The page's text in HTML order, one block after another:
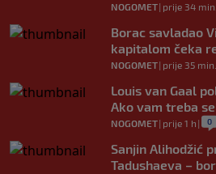
NOGOMET| prije 34 min.
Borac savladao
kapitalom čeka
NOGOMET| prije 35 min.
Louis van Gaal
Ako vam treba
NOGOMET| prije 1 h | 0
Sanjin Alihodžić
Tadushaeva –